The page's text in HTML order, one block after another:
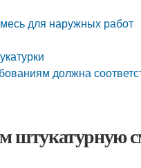
для наружных работ
должна
штукатурную